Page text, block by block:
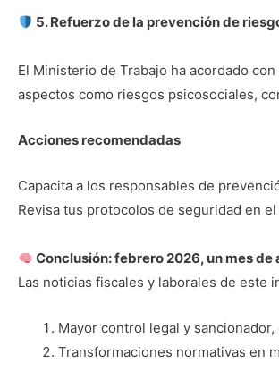
5. Refuerzo de la prevención de
El Ministerio de Trabajo ha acordado
aspectos como riesgos psicosociales,
Acciones recomendadas
Capacita a los responsables de
Revisa tus protocolos de seguridad en
Conclusión: febrero 2026, un mes de
Las noticias fiscales y laborales de este
Mayor control legal y
Transformaciones normativas en